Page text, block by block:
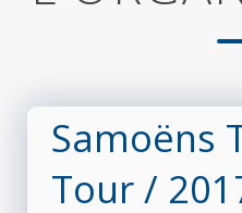
Samoëns
Tour/